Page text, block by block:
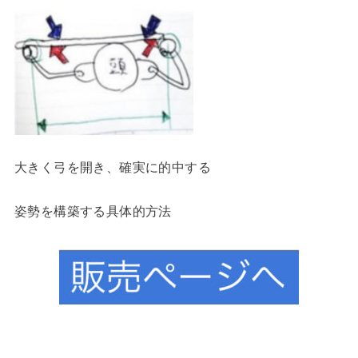
大きく弓を開き、確実に的中する
姿勢を構築する具体的方法